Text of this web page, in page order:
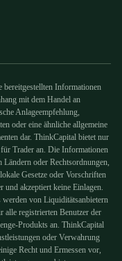
Informationen
mit dem Handel an
Anlageempfehlung,
oder eine ähnliche allgemeine
dar. ThinkCapital bietet nur
Trader an. Die Informationen
oder Rechtsordnungen,
Gesetze oder Vorschriften
akzeptiert keine Einlagen.
werden von Liquiditätsanbietern
alle registrierten Benutzer der
Produkts an. ThinkCapital
oder Verwahrung
Recht und Ermessen vor,